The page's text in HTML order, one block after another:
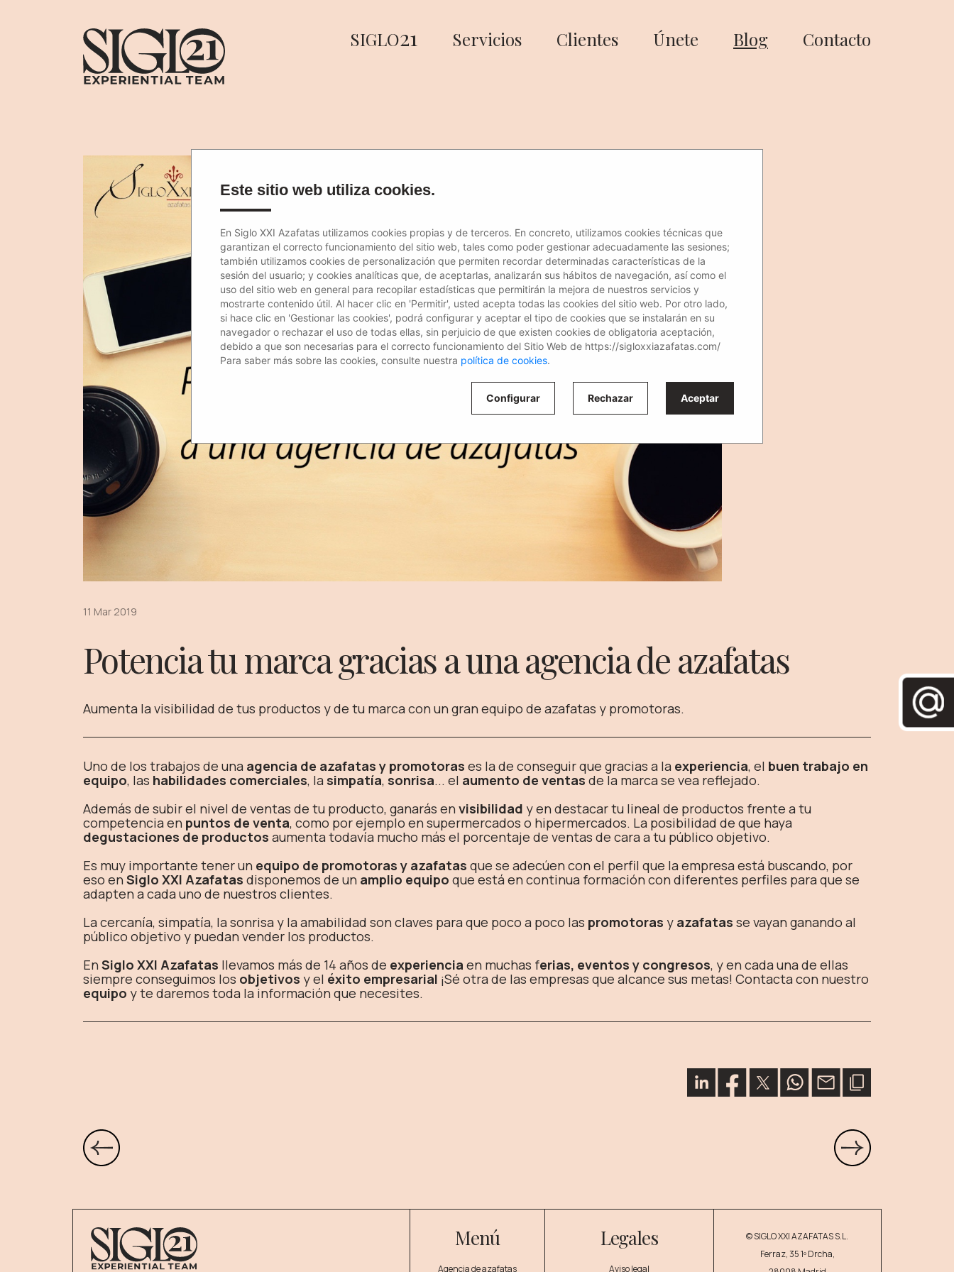
SIGLO21 Servicios Clientes Únete Blog Contacto
11 Mar 2019
Potencia tu marca gracias a una agencia de azafatas
Aumenta la visibilidad de tus productos y de tu marca con un gran equipo de azafatas y promotoras.
Uno de los trabajos de una agencia de azafatas y promotoras es la de conseguir que gracias a la experiencia, el buen trabajo en
equipo, las habilidades comerciales, la simpatía, sonrisa... el aumento de ventas de la marca se vea reflejado.
Además de subir el nivel de ventas de tu producto, ganarás envisibilidad y en destacar tu lineal de productos frente a tu
competencia en puntos de venta, como por ejemplo en supermercados o hipermercados. La posibilidad de que haya
degustaciones de productos aumenta todavía mucho más el porcentaje de ventas de cara a tu público objetivo.
Es muy importante tener un equipo de promotoras y azafatas que se adecúen con el perfil que la empresa está buscando, por
eso enSiglo XXI Azafatas disponemos de un amplio equipo que está en continua formación con diferentes perfiles para que se
adapten a cada uno de nuestros clientes.
La cercanía, simpatía, la sonrisa y la amabilidad son claves para que poco a poco las promotoras y azafatas se vayan ganando al
público objetivo y puedan vender los productos.
EnSiglo XXI Azafatas llevamos más de 14 años de experiencia en muchas ferias, eventos y congresos, y en cada una de ellas
siempre conseguimos los objetivos y el éxito empresarial ¡Sé otra de las empresas que alcance sus metas! Contacta con nuestro
equipo y te daremos toda la información que necesites.
Menú
Agencia de azafatas
Legales
Aviso legal
© SIGLO XXI AZAFATAS S.L.
Ferraz, 35 1º Drcha,
Este sitio web utiliza cookies.
En Siglo XXI Azafatas utilizamos cookies propias y de terceros. En concreto, utilizamos cookies técnicas que
garantizan el correcto funcionamiento del sitio web, tales como poder gestionar adecuadamente las sesiones;
también utilizamos cookies de personalización que permiten recordar determinadas características de la
sesión del usuario; y cookies analíticas que, de aceptarlas, analizarán sus hábitos de navegación, así como el
uso del sitio web en general para recopilar estadísticas que permitirán la mejora de nuestros servicios y
mostrarte contenido útil. Al hacer clic en 'Permitir', usted acepta todas las cookies del sitio web. Por otro lado,
si hace clic en 'Gestionar las cookies', podrá configurar y aceptar el tipo de cookies que se instalarán en su
navegador o rechazar el uso de todas ellas, sin perjuicio de que existen cookies de obligatoria aceptación,
debido a que son necesarias para el correcto funcionamiento del Sitio Web de https://sigloxxiazafatas.com/
Para saber más sobre las cookies, consulte nuestra política de cookies.
Configurar Rechazar Aceptar